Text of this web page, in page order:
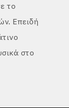
το
Επειδή
στο